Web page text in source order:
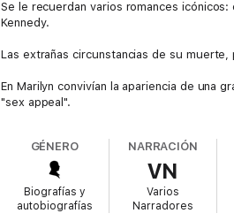
Se le recuerdan varios romances
Kennedy.
Las extrañas circunstancias de su
En Marilyn convivían la apariencia de una
"sex appeal".
GÉNERO
Biografías y
autobiografías
NARRACIÓN
VN
Varios
Narradores